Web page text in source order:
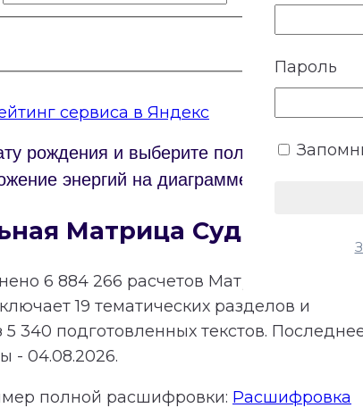
сервиса в Яндекс
рождения и выберите пол.
энергий на диаграмме и откроет
Матрица Судьбы
6 884 266 расчетов Матрицы Судьбы.
19 тематических разделов и
5 340 подготовленных текстов.
- 04.08.2026.
полной расшифровки: Расшифровка
Пароль